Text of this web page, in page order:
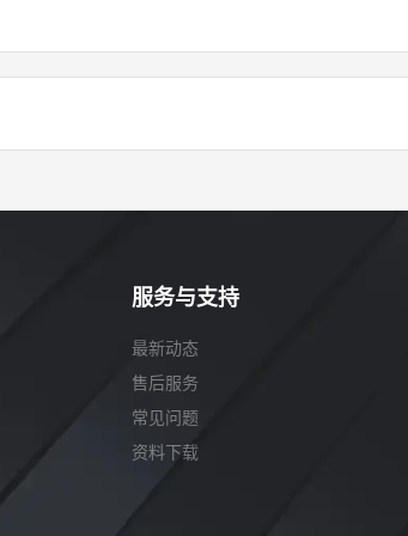
服务与支持
最新动态
售后服务
常见问题
资料下载